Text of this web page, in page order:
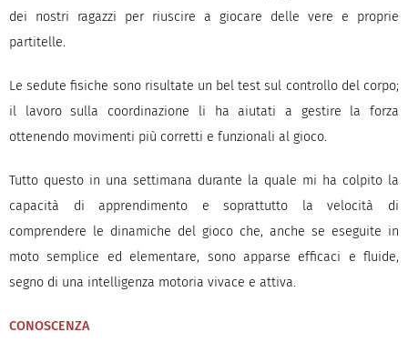
dei nostri ragazzi per riuscire a giocare delle vere e proprie
partitelle.
Le sedute fisiche sono risultate un bel test sul controllo del corpo;
il lavoro sulla coordinazione li ha aiutati a gestire la forza
ottenendo movimenti più corretti e funzionali al gioco.
Tutto questo in una settimana durante la quale mi ha colpito la
capacità di apprendimento e soprattutto la velocità di
comprendere le dinamiche del gioco che, anche se eseguite in
moto semplice ed elementare, sono apparse efficaci e fluide,
segno di una intelligenza motoria vivace e attiva.
CONOSCENZA